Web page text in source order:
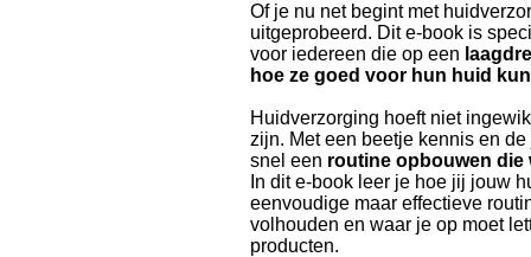
Of je nu net begint met
uitgeprobeerd. Dit e-book is
voor iedereen die op een
hoe ze goed voor hun huid
Huidverzorging hoeft niet
zijn. Met een beetje kennis en
snel een routine opbouwen die
In dit e-book leer je hoe jij jouw
eenvoudige maar effectieve
volhouden en waar je op moet
producten.